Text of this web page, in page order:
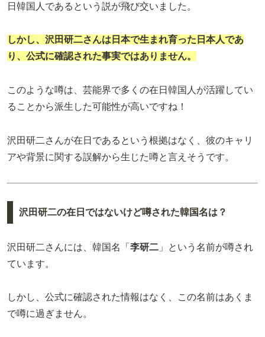
日韓国人であるという説が飛び交いました。
しかし、沢田研二さんは日本で生まれ育った 日本人であ
り、公式に確認された事実ではありません。
このような噂は、芸能界で多くの在日韓国人が活躍してい
ることから派生した可能性が高いですね！
沢田研二さんが在日であるという根拠はなく、彼のキャリ
アや背景に関する誤解から生じた噂と言えそうです。
沢田研二の在日ではないけど噂された韓国名は？
沢田研二さんには、韓国名「 李研二 」という名前が噂され
ています。
しかし、公式に確認された情報はなく、この名前はあくま
で噂に過ぎません。